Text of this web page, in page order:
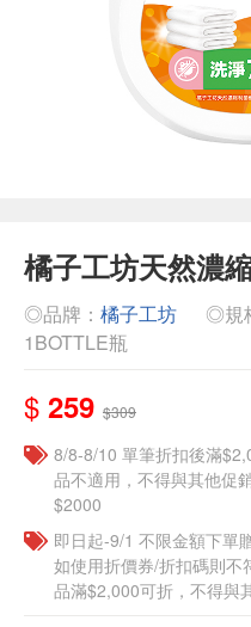
橘子工坊天然濃
◎品牌： 橘子工坊
◎規
1BOTTLE瓶
$ 259 $309
8/8-8/10 單筆折扣後滿
品不適用，不得與其他促
$2000
即日起-9/1 不限金額下單
如使用折價券/折扣碼則不
品滿$2,000可折，不得與